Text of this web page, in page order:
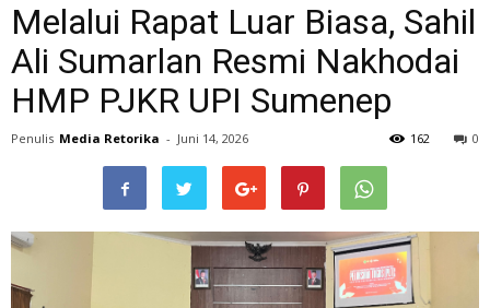
Melalui Rapat Luar Biasa, Sahil
Ali Sumarlan Resmi Nakhodai
HMP PJKR UPI Sumenep
Penulis Media Retorika - Juni 14, 2026 0
162